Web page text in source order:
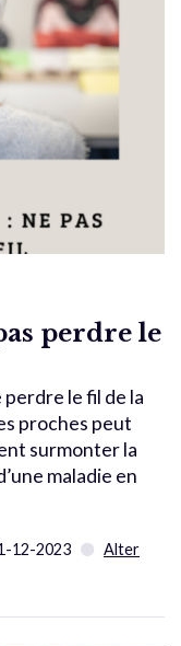
perdre le
perdre le fil de la
proches peut
surmonter la
maladie en
12-2023
Alter